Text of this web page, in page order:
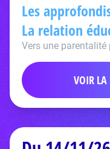
Les
La relation
Vers une
VOIR